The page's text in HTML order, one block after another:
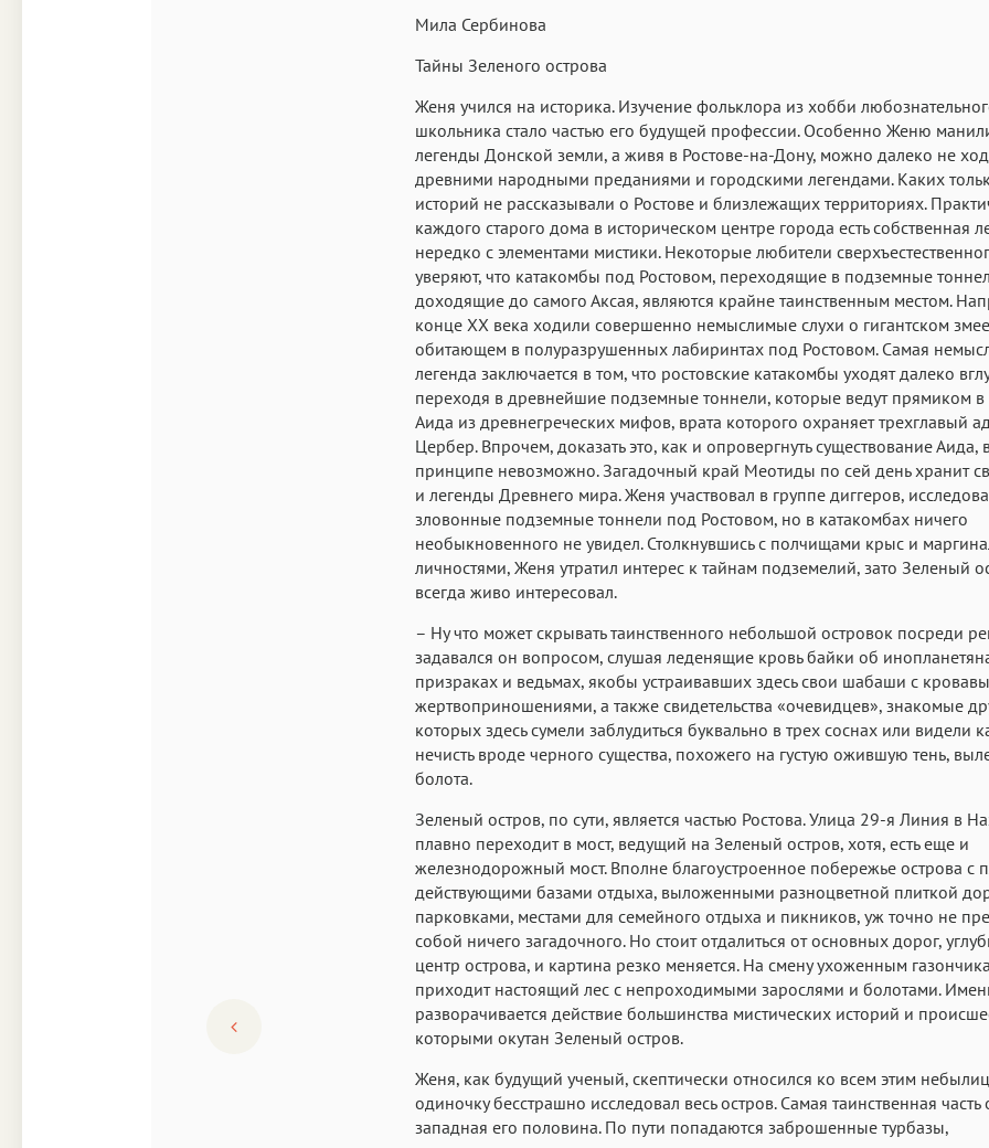
Аа
Roboto
Аа
Garamond
Аа
Fira Sans
Аа
Iowan
Аа
San Francisco Аа
SF Serif
Аа
Helvetica Neue
Аа
Arial Аа
Georgia
Аа
Courier
Аа Аа
Мила Сербинова
Тайны Зеленого острова
Женя учился на историка. Изучение фольклора из хобби
школьника стало частью его будущей профессии. Особенно Женю
легенды Донской земли, а живя в Ростове-на-Дону, можно далеко не
древними народными преданиями и городскими легендами. Каких
историй не рассказывали о Ростове и близлежащих территориях.
каждого старого дома в историческом центре города есть собственная
нередко с элементами мистики. Некоторые любители
уверяют, что катакомбы под Ростовом, переходящие в подземные
доходящие до самого Аксая, являются крайне таинственным местом.
конце ХХ века ходили совершенно немыслимые слухи о гигантском
обитающем в полуразрушенных лабиринтах под Ростовом. Самая
легенда заключается в том, что ростовские катакомбы уходят далеко
переходя в древнейшие подземные тоннели, которые ведут прямиком в
Аида из древнегреческих мифов, врата которого охраняет трехглавый
Цербер. Впрочем, доказать это, как и опровергнуть существование Аида,
принципе невозможно. Загадочный край Меотиды по сей день хранит
и легенды Древнего мира. Женя участвовал в группе диггеров,
зловонные подземные тоннели под Ростовом, но в катакомбах ничего
необыкновенного не увидел. Столкнувшись с полчищами крыс и
личностями, Женя утратил интерес к тайнам подземелий, зато Зеленый
всегда живо интересовал.
– Ну что может скрывать таинственного небольшой островок посреди
задавался он вопросом, слушая леденящие кровь байки об
призраках и ведьмах, якобы устраивавших здесь свои шабаши с
жертвоприношениями, а также свидетельства «очевидцев», знакомые
которых здесь сумели заблудиться буквально в трех соснах или видели
нечисть вроде черного существа, похожего на густую ожившую тень,
болота.
Зеленый остров, по сути, является частью Ростова. Улица 29-я Линия в
плавно переходит в мост, ведущий на Зеленый остров, хотя, есть еще и
железнодорожный мост. Вполне благоустроенное побережье острова с
действующими базами отдыха, выложенными разноцветной плиткой
парковками, местами для семейного отдыха и пикников, уж точно не
собой ничего загадочного. Но стоит отдалиться от основных дорог,
центр острова, и картина резко меняется. На смену ухоженным
приходит настоящий лес с непроходимыми зарослями и болотами.
разворачивается действие большинства мистических историй и
которыми окутан Зеленый остров.
Женя, как будущий ученый, скептически относился ко всем этим
одиночку бесстрашно исследовал весь остров. Самая таинственная часть
западная его половина. По пути попадаются заброшенные турбазы,